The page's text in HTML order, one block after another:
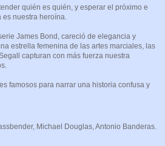
quién es quién, y esperar el próximo e
es nuestra heroína.
James Bond, careció de elegancia y
estrella femenina de las artes marciales, las
capturan con más fuerza nuestra
famosos para narrar una historia confusa y
Michael Douglas, Antonio Banderas.